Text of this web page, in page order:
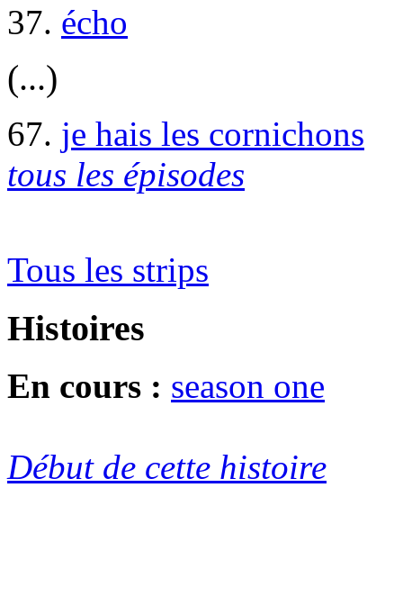
37. écho
(...)
67. je hais les cornichons
tous les épisodes
Tous les strips
Histoires
En cours : season one
Début de cette histoire